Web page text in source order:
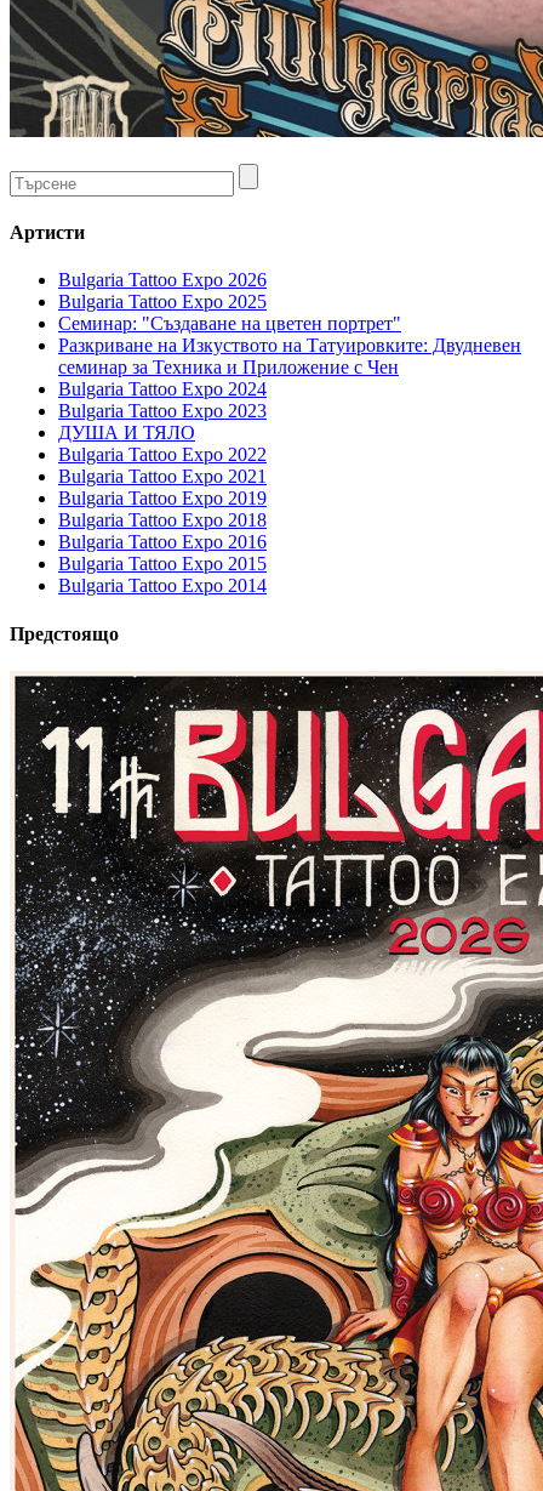
Артисти
Bulgaria Tattoo Expo 2026
Bulgaria Tattoo Expo 2025
Семинар: "Създаване на цветен портрет"
Разкриване на Изкуството на Татуировките: Двудневен
семинар за Техника и Приложение с Чен
Bulgaria Tattoo Expo 2024
Bulgaria Tattoo Expo 2023
ДУША И ТЯЛО
Bulgaria Tattoo Expo 2022
Bulgaria Tattoo Expo 2021
Bulgaria Tattoo Expo 2019
Bulgaria Tattoo Expo 2018
Bulgaria Tattoo Expo 2016
Bulgaria Tattoo Expo 2015
Bulgaria Tattoo Expo 2014
Предстоящо